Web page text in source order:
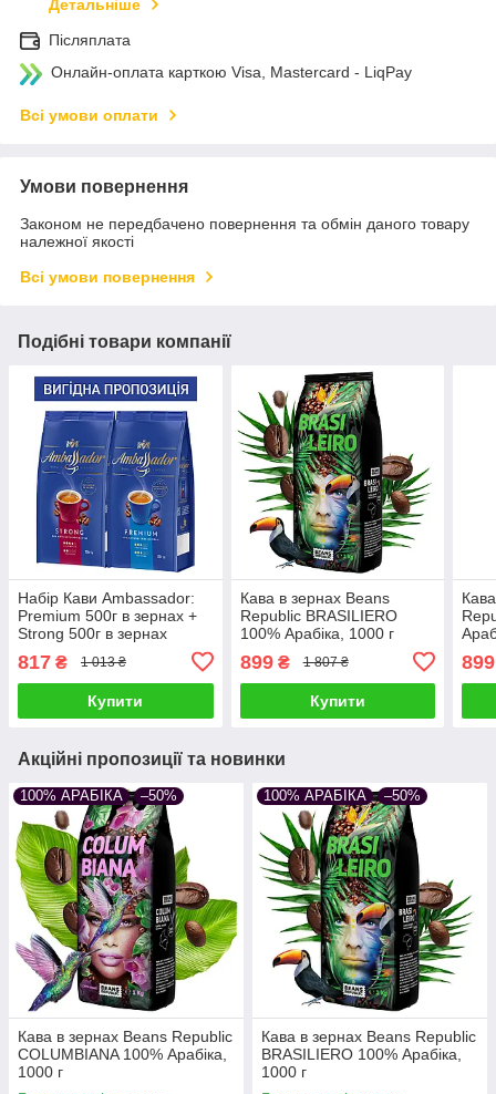
Детальніше
Післяплата
Онлайн-оплата карткою Visa, Mastercard - LiqPay
Всі умови оплати
Умови повернення
Законом не передбачено повернення та обмін даного товару
належної якості
Всі умови повернення
Подібні товари компанії
Набір Кави Ambassador:
Premium 500г в зернах +
Strong 500г в зернах
817 ₴ 1 013 ₴
Купити
Кава в зернах Beans
Republic BRASILIERO
100% Арабіка, 1000 г
899₴ 1 807 ₴
Купити
899
Акційні пропозиції та новинки
100% АРАБІКА –50%
Кава в зернах Beans Republic
COLUMBIANA 100% Арабіка,
1000 г
100% АРАБІКА –50%
Кава в зернах Beans Republic
BRASILIERO 100% Арабіка,
1000 г